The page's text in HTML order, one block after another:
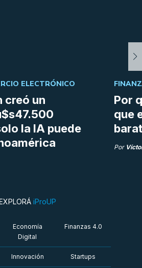
creó un
la IA puede
ELECTRÓNICO
Por
que
Por
EXPLORÁ iProUP
Economía
Digital
Finanzas 4.0
Innovación Startups